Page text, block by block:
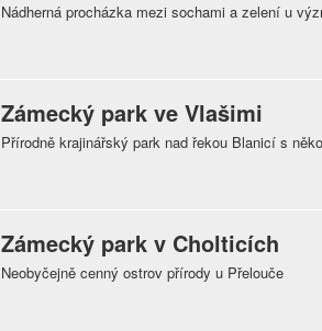
Nádherná procházka mezi sochami a zelení u
Zámecký park ve Vlašimi
Přírodně krajinářský park nad řekou Blanicí s
Zámecký park v Cholticích
Neobyčejně cenný ostrov přírody u Přelouče